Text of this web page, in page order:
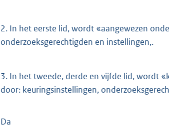
2. In het eerste lid, wordt «aangewezen
onderzoeksgerechtigden en instellingen,.
3. In het tweede, derde en vijfde lid, wordt
door: keuringsinstellingen,
Da